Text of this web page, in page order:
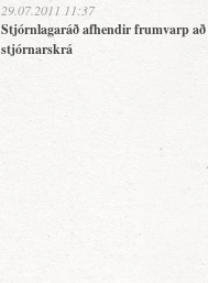
29.07.2011 11:37
Stjórnlagaráð afhendir frumvarp
stjórnarskrá